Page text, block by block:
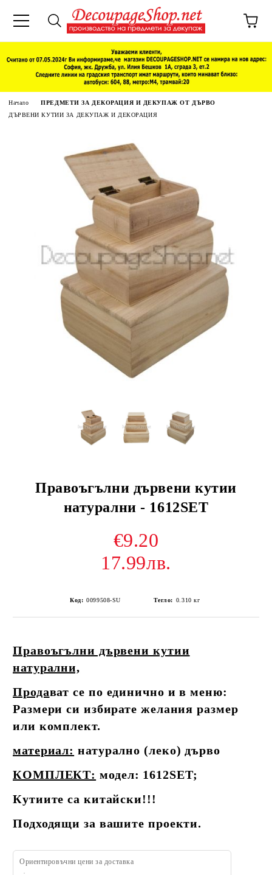
Начало
ПРЕДМЕТИ ЗА ДЕКОРАЦИЯ И ДЕКУПАЖ ОТ ДЪРВО
ДЪРВЕНИ КУТИИ ЗА ДЕКУПАЖ И ДЕКОРАЦИЯ
Правоъгълни дървени кутии
натурални - 1612SET
€9.20
17.99лв.
Код: 0099508-SU Тегло: 0.310 кг
Правоъгълни дървени кутии
натурални,
Продават се по единично и в меню:
Размери си избирате желания размер
или комплект.
материал: натурално (леко) дърво
КОМПЛЕКТ: модел: 1612SET;
Кутиите са китайски!!!
Подходящи за вашите проекти.
Ориентировъчни цени за доставка